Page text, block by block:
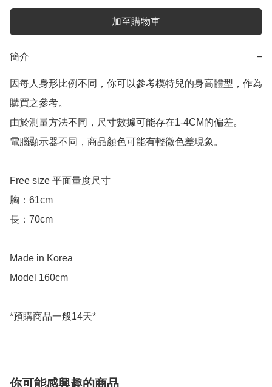
加至購物車
簡介 −
因每人身形比例不同，你可以參考模特兒的身高體型，作為
購買之參考。
由於測量方法不同，尺寸數據可能存在1-4CM的偏差。
電腦顯示器不同，商品顏色可能有輕微色差現象。
Free size 平面量度尺寸
胸：61cm
長：70cm
Made in Korea
Model 160cm
你可能感興趣的商品